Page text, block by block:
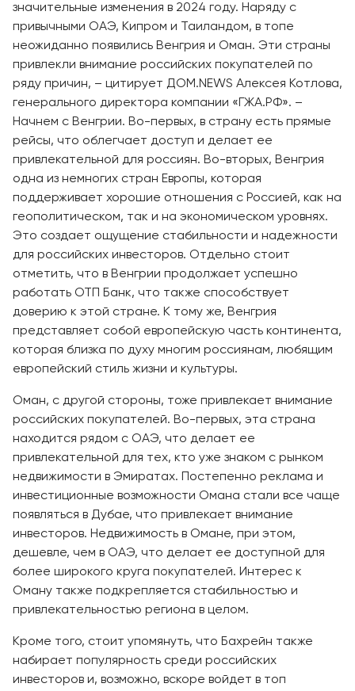
значительные изменения в 2024 году. Наряду с
привычными ОАЭ, Кипром и Таиландом, в топе
неожиданно появились Венгрия и Оман. Эти страны
привлекли внимание российских покупателей по
ряду причин, – цитирует ДОМ.NEWS Алексея Котлова,
генерального директора компании «ГЖА.PФ». –
Начнем с Венгрии. Во-первых, в страну есть прямые
рейсы, что облегчает доступ и делает ее
привлекательной для россиян. Во-вторых, Венгрия
одна из немногих стран Европы, которая
поддерживает хорошие отношения с Россией, как на
геополитическом, так и на экономическом уровнях.
Это создает ощущение стабильности и надежности
для российских инвесторов. Отдельно стоит
отметить, что в Венгрии продолжает успешно
работать ОТП Банк, что также способствует
доверию к этой стране. К тому же, Венгрия
представляет собой европейскую часть континента,
которая близка по духу многим россиянам, любящим
европейский стиль жизни и культуры.
Оман, с другой стороны, тоже привлекает внимание
российских покупателей. Во-первых, эта страна
находится рядом с ОАЭ, что делает ее
привлекательной для тех, кто уже знаком с рынком
недвижимости в Эмиратах. Постепенно реклама и
инвестиционные возможности Омана стали все чаще
появляться в Дубае, что привлекает внимание
инвесторов. Недвижимость в Омане, при этом,
дешевле, чем в ОАЭ, что делает ее доступной для
более широкого круга покупателей. Интерес к
Оману также подкрепляется стабильностью и
привлекательностью региона в целом.
Кроме того, стоит упомянуть, что Бахрейн также
набирает популярность среди российских
инвесторов и, возможно, вскоре войдет в топ